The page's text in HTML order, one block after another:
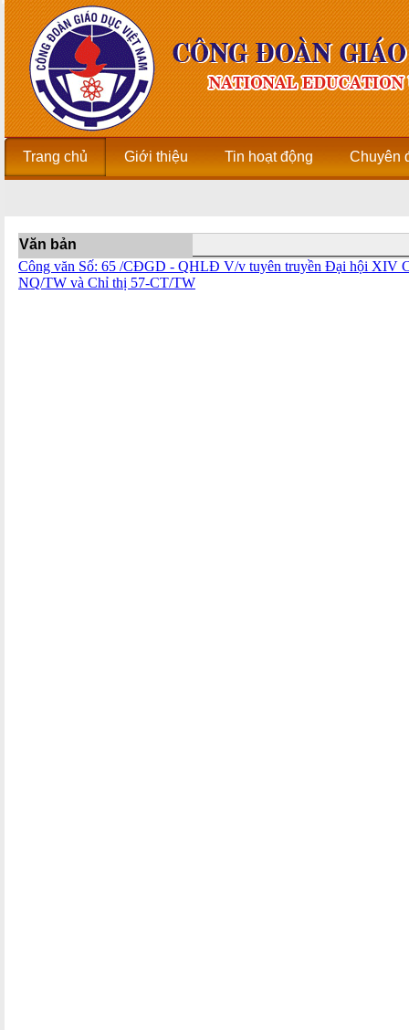
Trang chủ Giới thiệu Tin hoạt động Chuyên
Văn bản
Công văn Số: 65 /CĐGD - QHLÐ V/v tuyên truyền Đại hội XIV
NQ/TW và Chỉ thị 57-CT/TW